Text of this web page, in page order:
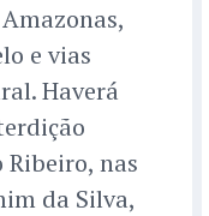
e vias
Haverá
nas
da Silva,